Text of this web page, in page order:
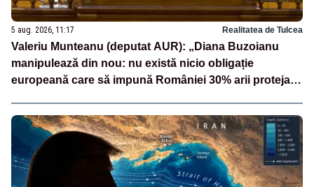
5 aug. 2026, 11:17 Realitatea de Tulcea
Valeriu Munteanu (deputat AUR): „Diana Buzoianu
manipulează din nou: nu există nicio obligație
europeană care să impună României 30% arii protejate